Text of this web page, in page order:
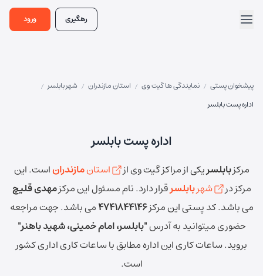
رهگیری ورود
پیشخوان پستی / نمایندگی ها گیت وی / استان مازندران / شهر بابلسر /
اداره پست بابلسر
اداره پست بابلسر
مرکزبابلسریکی از مراکز گیت وی از استانمازندراناست.این
مرکز در
شهربابلسرقرار دارد.نام مسئول این مرکزمهدی قلیچ
می باشد.کد پستی این مرکز4741844146می باشد.جهت مراجعه
حضوری میتوانید به آدرس"بابلسر، امام خمینی، شهید باهنر"
بروید.ساعات کاری این اداره مطابق با ساعات کاری اداری کشور
است.